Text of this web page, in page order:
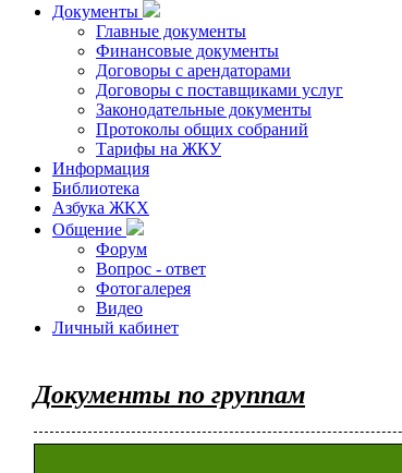
Документы
Главные документы
Финансовые документы
Договоры с арендаторами
Договоры с поставщиками услуг
Законодательные документы
Протоколы общих собраний
Тарифы на ЖКУ
Информация
Библиотека
Азбука ЖКХ
Общение
Форум
Вопрос - ответ
Фотогалерея
Видео
Личный кабинет
Документы по группам